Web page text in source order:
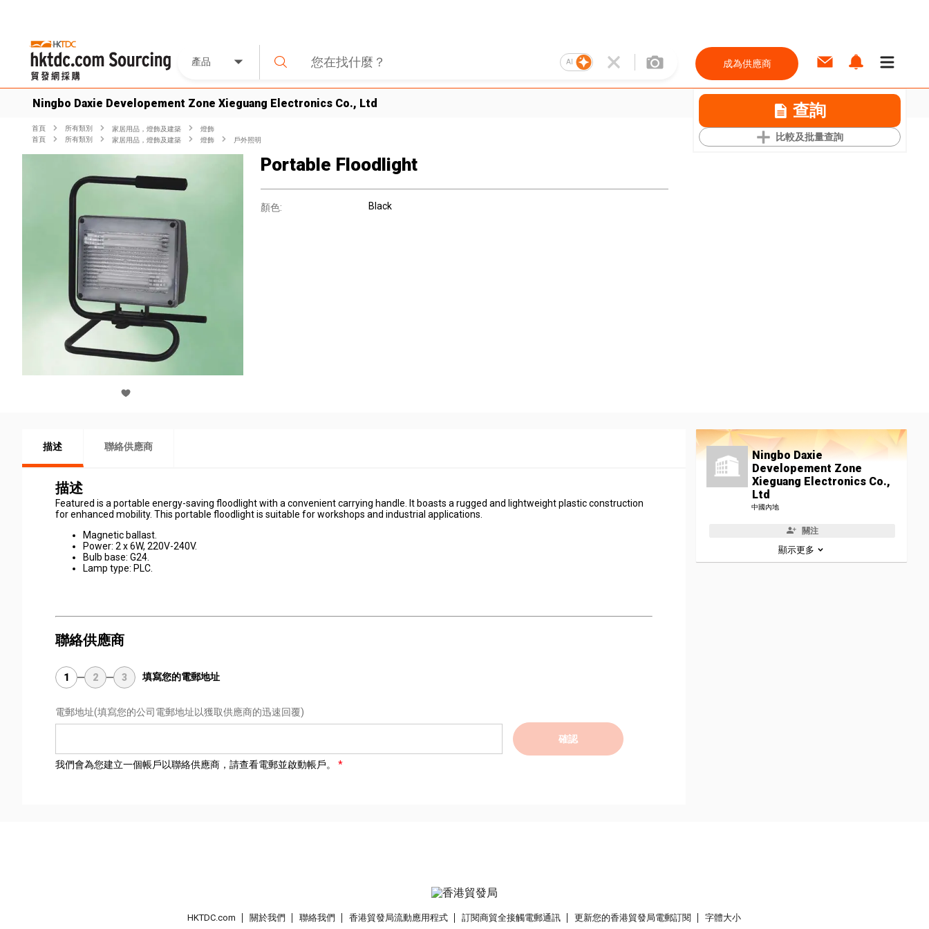
產品 AI 成為供應商
Ningbo Daxie Developement Zone Xieguang Electronics Co., Ltd 查詢
比較及批量查詢
首頁 所有類別 家居用品，燈飾及建築
燈飾
首頁
所有類別 家居用品，燈飾及建築 燈飾 戶外照明
Portable Floodlight
顏色: Black
描述 聯絡供應商
描述
Featured is a portable energy-saving floodlight with a convenient carrying handle. It boasts a rugged and lightweight plastic construction
for enhanced mobility. This portable floodlight is suitable for workshops and industrial applications.
Magnetic ballast.
Power: 2 x 6W, 220V-240V.
Bulb base: G24.
Lamp type: PLC.
聯絡供應商
1 2 3 填寫您的電郵地址
電郵地址(填寫您的公司電郵地址以獲取供應商的迅速回覆)
確認
我們會為您建立一個帳戶以聯絡供應商，請查看電郵並啟動帳戶。
Ningbo Daxie
Developement Zone
Xieguang Electronics Co.,
Ltd
中國內地
關注
顯示更多
HKTDC.com 關於我們 聯絡我們 香港貿發局流動應用程式 訂閱商貿全接觸電郵通訊 更新您的香港貿發局電郵訂閱 字體大小